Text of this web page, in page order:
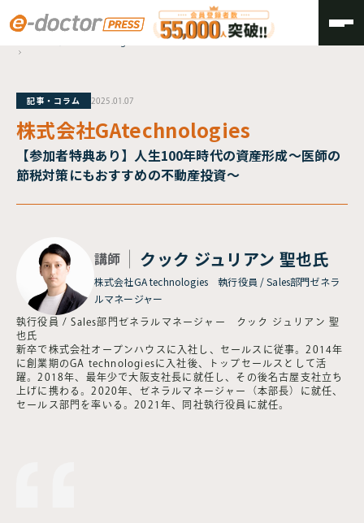
TOP
記事・コラム 2025.01.07
株式会社GAtechnologies
【参加者特典あり】人生100年時代の資産形成〜医師の
節税対策にもおすすめの不動産投資〜
講師 クック ジュリアン 聖也氏
株式会社GA technologies 執行役員 / Sales部門ゼネラ
ルマネージャー
執行役員 / Sales部門ゼネラルマネージャー クック ジュリアン 聖
也氏
新卒で株式会社オープンハウスに入社し、セールスに従事。2014年
に創業期のGA technologiesに入社後、トップセールスとして活
躍。2018年、最年少で大阪支社長に就任し、その後名古屋支社立ち
上げに携わる。2020年、ゼネラルマネージャー（本部長）に就任、
セールス部門を率いる。2021年、同社執行役員に就任。